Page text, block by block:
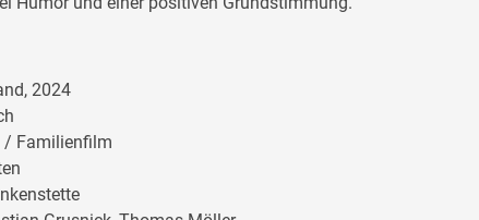
2024
/ Familienfilm